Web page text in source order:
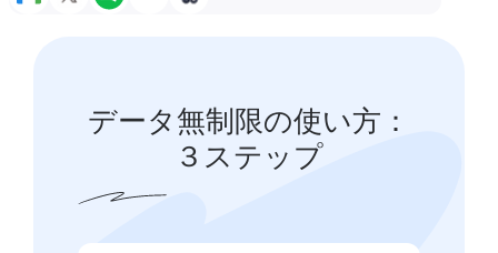
データ無制限の使い方：
３ステップ